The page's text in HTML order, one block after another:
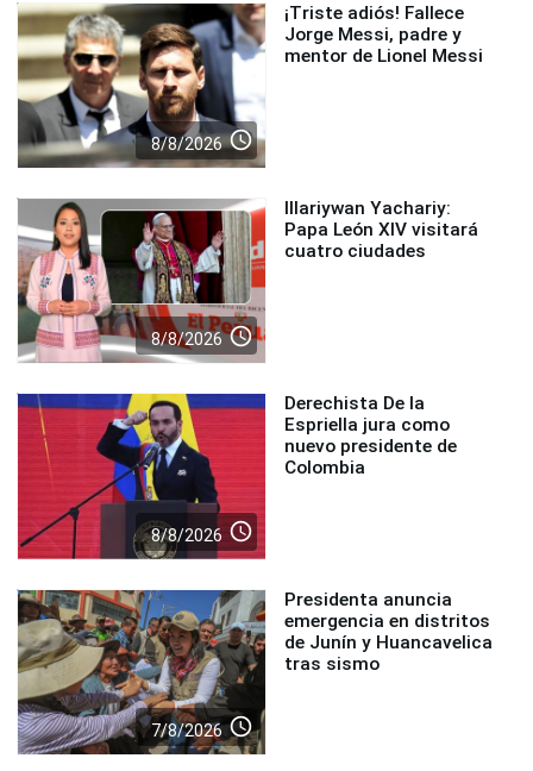
8/8/2026 access_time
¡Triste adiós! Fallece
Jorge Messi, padre y
mentor de Lionel Messi
8/8/2026 access_time
Illariywan Yachariy:
Papa León XIV visitará
cuatro ciudades
8/8/2026 access_time
Derechista De la
Espriella jura como
nuevo presidente de
Colombia
7/8/2026 access_time
Presidenta anuncia
emergencia en distritos
de Junín y Huancavelica
tras sismo